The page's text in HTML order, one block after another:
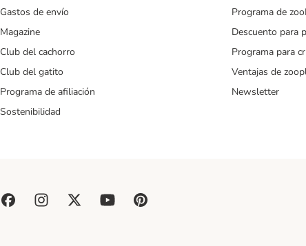
Gastos de envío
Magazine
Club del cachorro
Club del gatito
Programa de afiliación
Sostenibilidad
Programa de
Descuento para
Programa para
Ventajas de
Newsletter